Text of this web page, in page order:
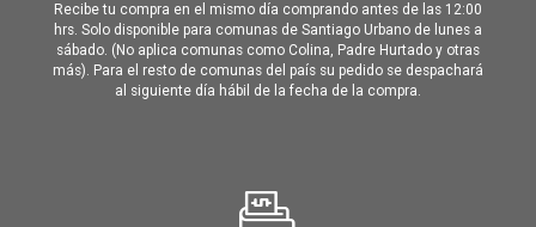
Recibe tu compra en el mismo día comprando antes de las 12:00
hrs. Solo disponible para comunas de Santiago Urbano de lunes a
sábado. (No aplica comunas como Colina, Padre Hurtado y otras
más). Para el resto de comunas del país su pedido se despachará
al siguiente día hábil de la fecha de la compra.